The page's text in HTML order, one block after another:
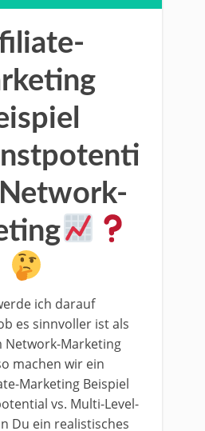
ich darauf
es sinnvoller ist als
Network-Marketing
machen wir ein
Marketing Beispiel
vs. Multi-Level-
Du ein realistisches